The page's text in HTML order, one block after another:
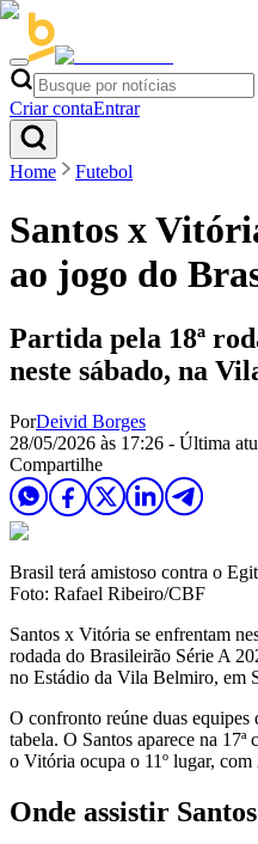
Criar contaEntrar
Home Futebol
Santos x
ao jogo do
Partida pela 18ª
neste sábado, na
PorDeivid Borges
28/05/2026 às 17:26 - Última
Compartilhe
Brasil terá amistoso contra o
Foto: Rafael Ribeiro/CBF
Santos x Vitória se enfrentam
rodada do Brasileirão Série A
no Estádio da Vila Belmiro, em
O confronto reúne duas equipes
tabela. O Santos aparece na
o Vitória ocupa o 11º lugar, com
Onde assistir